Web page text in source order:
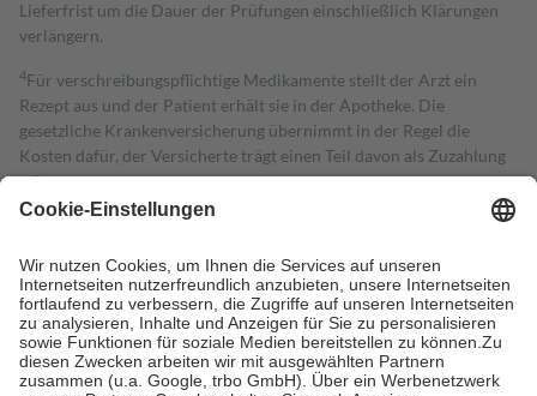
Lieferfrist um die Dauer der Prüfungen einschließlich Klärungen
verlängern.
4Für verschreibungspflichtige Medikamente stellt der Arzt ein
Rezept aus und der Patient erhält sie in der Apotheke. Die
gesetzliche Krankenversicherung übernimmt in der Regel die
Kosten dafür, der Versicherte trägt einen Teil davon als Zuzahlung
mit.
Grundsätzlich leisten Mitglieder Zuzahlungen in Höhe von zehn
höchstens zehn Euro.
Es sind jedoch nie mehr als die tatsächlichen
Kosten der Leistung zu entrichten.
Diese Regeln gelten grundsätzlich auch für Online-Apotheken.
Bei Heilmitteln und häuslicher Krankenpflege beträgt die
Zuzahlung zehn Prozent der Kosten sowie zehn Euro je
Verordnung.